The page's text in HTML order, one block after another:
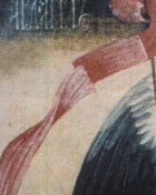
Экскурсия
Главная